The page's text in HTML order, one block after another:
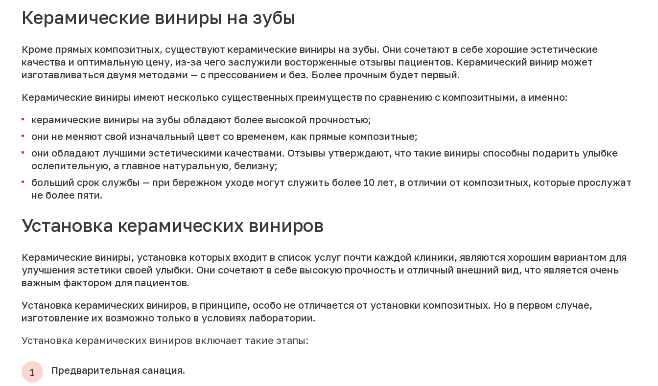
Керамические виниры на зубы
Кроме прямых композитных, существуют керамические виниры на зубы. Они сочетают в себе хорошие эстетические
качества и оптимальную цену, из-за чего заслужили восторженные отзывы пациентов. Керамический винир может
изготавливаться двумя методами — с прессованием и без. Более прочным будет первый.
Керамические виниры имеют несколько существенных преимуществ по сравнению с композитными, а именно:
керамические виниры на зубы обладают более высокой прочностью;
они не меняют свой изначальный цвет со временем, как прямые композитные;
они обладают лучшими эстетическими качествами. Отзывы утверждают, что такие виниры способны подарить улыбке
ослепительную, а главное натуральную, белизну;
больший срок службы — при бережном уходе могут служить более 10 лет, в отличии от композитных, которые прослужат
не более пяти.
Установка керамических виниров
Керамические виниры, установка которых входит в список услуг почти каждой клиники, являются хорошим вариантом для
улучшения эстетики своей улыбки. Они сочетают в себе высокую прочность и отличный внешний вид, что является очень
важным фактором для пациентов.
Установка керамических виниров, в принципе, особо не отличается от установки композитных. Но в первом случае,
изготовление их возможно только в условиях лаборатории.
Установка керамических виниров включает такие этапы:
Предварительная санация.